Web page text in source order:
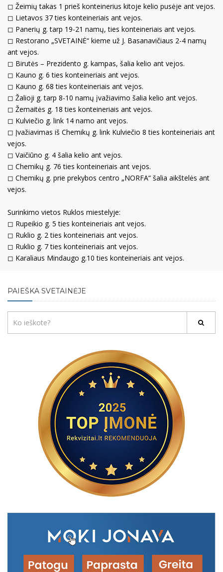
◻︎ Žeimių takas 1 prieš konteinerius kitoje kelio pusėje ant vejos.
◻︎ Lietavos 37 ties konteineriais ant vejos.
◻︎ Panerių g. tarp 19-21 namų, ties konteineriais ant vejos.
◻︎ Restorano „SVETAINĖ“ kieme už J. Basanavičiaus 2-4 namų
ant vejos.
◻︎ Birutės – Prezidento g. kampas, šalia kelio ant vejos.
◻︎ Kauno g. 6 ties konteineriais ant vejos.
◻︎ Kauno g. 68 ties konteineriais ant vejos.
◻︎ Žalioji g. tarp 8-10 namų įvažiavimo šalia kelio ant vejos.
◻︎ Žemaitės g. 18 ties konteineriais ant vejos.
◻︎ Kulviečio g. link 14 namo ant vejos.
◻︎ Įvažiavimas iš Chemikų g. link Kulviečio 8 ties konteineriais ant
vejos.
◻︎ Vaičiūno g. 4 šalia kelio ant vejos.
◻︎ Chemikų g. 76 ties konteineriais ant vejos.
◻︎ Chemikų g. prie prekybos centro „NORFA“ šalia aikštelės ant
vejos.
Surinkimo vietos Ruklos miestelyje:
◻︎ Rupeikio g. 5 ties konteineriais ant vejos.
◻︎ Ruklio g. 2 ties konteineriais ant vejos.
◻︎ Ruklio g. 7 ties konteineriais ant vejos.
◻︎ Karaliaus Mindaugo g.10 ties konteineriais ant vejos.
PAIEŠKA SVETAINĖJE